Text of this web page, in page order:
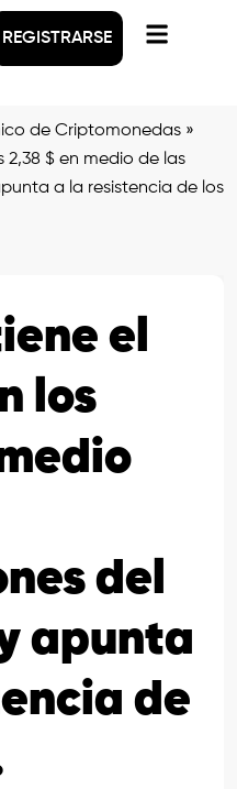
REGISTRARSE
de Criptomonedas »
2,38 $ en medio de las
a la resistencia de los
el
los
del
apunta
de